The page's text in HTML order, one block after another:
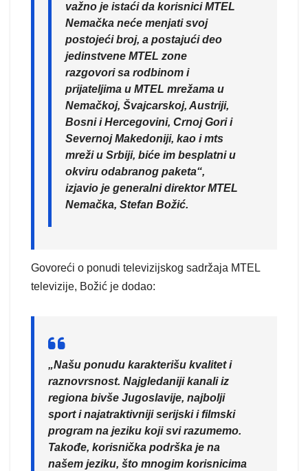
važno je istaći da korisnici MTEL
Nemačka neće menjati svoj
postojeći broj, a postajući deo
jedinstvene MTEL zone
razgovori sa rodbinom i
prijateljima u MTEL mrežama u
Nemačkoj, Švajcarskoj, Austriji,
Bosni i Hercegovini, Crnoj Gori i
Severnoj Makedoniji, kao i mts
mreži u Srbiji, biće im besplatni u
okviru odabranog paketa“,
izjavio je generalni direktor MTEL
Nemačka, Stefan Božić.
Govoreći o ponudi televizijskog sadržaja MTEL
televizije, Božić je dodao:
„Našu ponudu karakterišu kvalitet i
raznovrsnost. Najgledaniji kanali iz
regiona bivše Jugoslavije, najbolji
sport i najatraktivniji serijski i filmski
program na jeziku koji svi razumemo.
Takođe, korisnička podrška je na
našem jeziku, što mnogim korisnicima